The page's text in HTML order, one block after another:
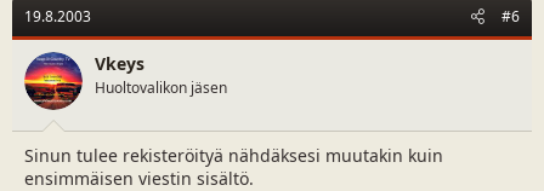
19.8.2003 #6
Vkeys
Huoltovalikon jäsen
Sinun tulee rekisteröityä nähdäksesi muutakin kuin
ensimmäisen viestin sisältö.